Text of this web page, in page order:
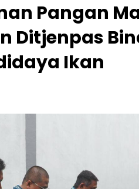
Pangan
Ditjenpas
Ikan